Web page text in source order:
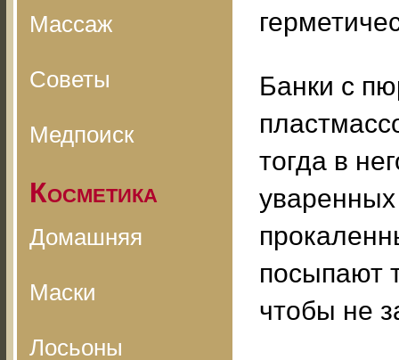
Массаж
Советы
Медпоиск
Косметика
Домашняя
Маски
Лосьоны
Банки с
тогда в
посыпают
чтобы не